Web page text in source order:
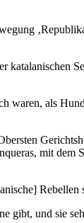
katalanischen
waren, als
mit dem
Rebellen
gibt, und sie